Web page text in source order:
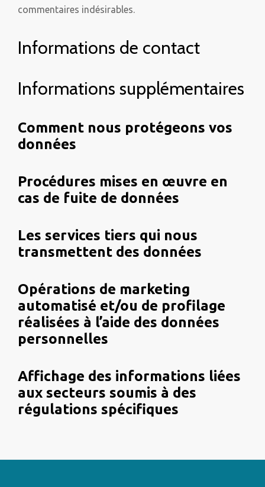
commentaires indésirables.
Informations de contact
Informations supplémentaires
Comment nous protégeons vos
données
Procédures mises en œuvre en
cas de fuite de données
Les services tiers qui nous
transmettent des données
Opérations de marketing
automatisé et/ou de profilage
réalisées à l’aide des données
personnelles
Affichage des informations liées
aux secteurs soumis à des
régulations spécifiques